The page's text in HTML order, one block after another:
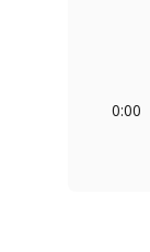
0:00